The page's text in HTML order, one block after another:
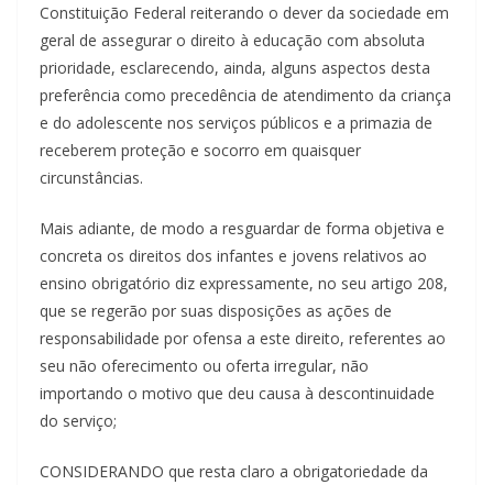
Constituição Federal reiterando o dever da sociedade em
geral de assegurar o direito à educação com absoluta
prioridade, esclarecendo, ainda, alguns aspectos desta
preferência como precedência de atendimento da criança
e do adolescente nos serviços públicos e a primazia de
receberem proteção e socorro em quaisquer
circunstâncias.
Mais adiante, de modo a resguardar de forma objetiva e
concreta os direitos dos infantes e jovens relativos ao
ensino obrigatório diz expressamente, no seu artigo 208,
que se regerão por suas disposições as ações de
responsabilidade por ofensa a este direito, referentes ao
seu não oferecimento ou oferta irregular, não
importando o motivo que deu causa à descontinuidade
do serviço;
CONSIDERANDO que resta claro a obrigatoriedade da